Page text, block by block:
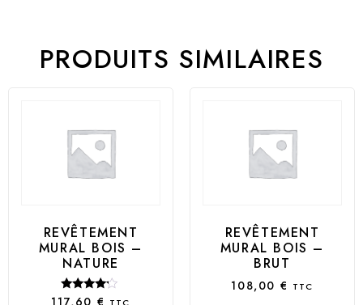
PRODUITS SIMILAIRES
REVÊTEMENT
MURAL BOIS –
NATURE
Note
REVÊTEMENT
MURAL BOIS –
BRUT
108,00 € TTC